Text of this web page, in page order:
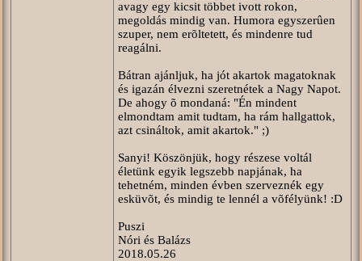
avagy egy kicsit többet ivott rokon,
megoldás mindig van. Humora egyszerûen
szuper, nem erõltetett, és mindenre tud
reagálni.
Bátran ajánljuk, ha jót akartok magatoknak
és igazán élvezni szeretnétek a Nagy Napot.
De ahogy õ mondaná: "Én mindent
elmondtam amit tudtam, ha rám hallgattok,
azt csináltok, amit akartok." ;)
Sanyi! Köszönjük, hogy részese voltál
életünk egyik legszebb napjának, ha
tehetném, minden évben szerveznék egy
esküvõt, és mindig te lennél a võfélyünk! :D
Puszi
Nóri és Balázs
2018.05.26